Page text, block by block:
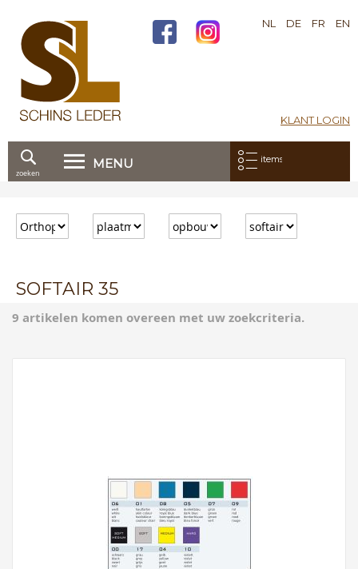
KLANT LOGIN
NL DE FR EN
MENU Mijn bestelling:
items
door
naar
zoeken
SOFTAIR 35
9 artikelen komen overeen met uw zoekcriteria.